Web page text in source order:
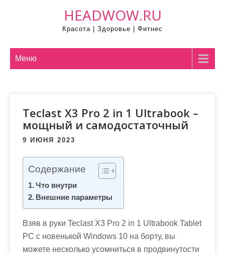
HEADWOW.RU
Красота | Здоровье | Фитнес
Меню
Teclast X3 Pro 2 in 1 Ultrabook –
мощный и самодостаточный
9 ИЮНЯ 2023
Содержание
Что внутри
Внешние параметры
Взяв в руки Teclast X3 Pro 2 in 1 Ultrabook Tablet
PC с новенькой Windows 10 на борту, вы
можете несколько усомниться в продвинутости